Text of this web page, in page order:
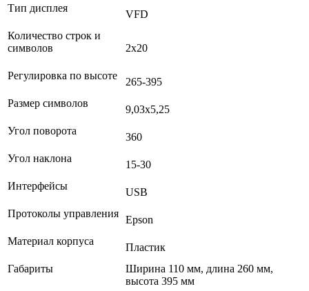
Тип дисплея
VFD
Количество строк и
символов
2х20
Регулировка по высоте
265-395
Размер символов
9,03х5,25
Угол поворота
360
Угол наклона
15-30
Интерфейсы
USB
Протоколы управления
Epson
Материал корпуса
Пластик
Габариты
Ширина 110 мм, длина 260 мм,
высота 395 мм